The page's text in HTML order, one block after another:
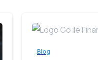
Blog